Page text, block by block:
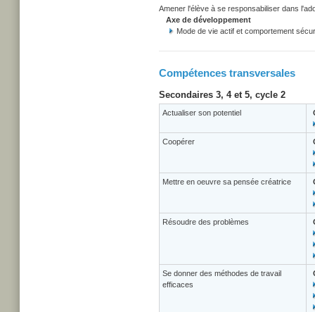
Amener l'élève à se responsabiliser dans
Axe de développement
Mode de vie actif et comportement
Compétences transversales
Secondaires 3, 4 et 5, cycle 2
Actualiser son potentiel
Coopérer
Mettre en oeuvre sa pensée créatrice
Résoudre des problèmes
Se donner des méthodes de travail
efficaces